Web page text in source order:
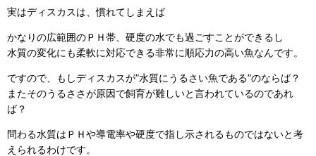
実はディスカスは、慣れてしまえば
かなりの広範囲のＰＨ帯、硬度の水でも過ごすことができるし
水質の変化にも柔軟に対応できる非常に順応力の高い魚なんです。
ですので、もしディスカスが”水質にうるさい魚である”のならば？
またそのうるささが原因で飼育が難しいと言われているのであれ
ば？
問わる水質はＰＨや導電率や硬度で指し示されるものではないと考
えられるわけです。